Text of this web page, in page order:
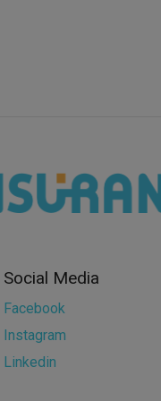
Social Media
Facebook
Instagram
Linkedin